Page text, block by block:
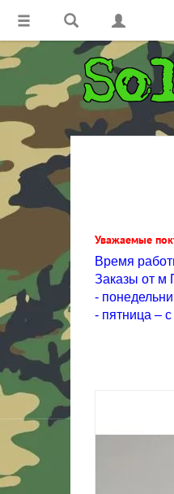
Уважаемые
Время
Заказы от м
-
- пятница –